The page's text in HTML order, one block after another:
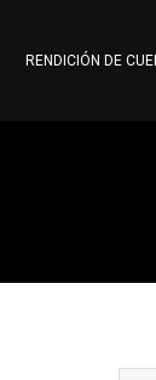
RENDICIÓN DE